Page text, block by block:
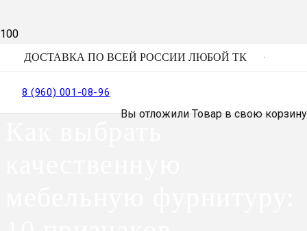
ДОСТАВКА ПО ВСЕЙ РОССИИ ЛЮБОЙ ТК
8 (960) 001-08-96
Вы отложилиТоварв свою